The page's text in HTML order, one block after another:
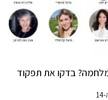
בדקו את תפקוד